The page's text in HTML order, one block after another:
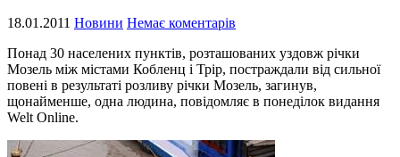
18.01.2011 Новини Немає коментарів
Понад 30 населених пунктів, розташованих уздовж річки
Мозель між містами Кобленц і Трір, постраждали від сильної
повені в результаті розливу річки Мозель, загинув,
щонайменше, одна людина, повідомляє в понеділок видання
Welt Online.